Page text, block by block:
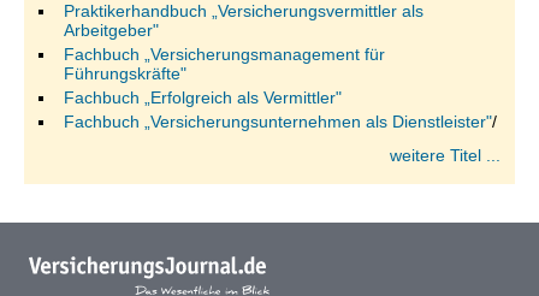
Praktikerhandbuch „Versicherungsvermittler als
Arbeitgeber"
Fachbuch „Versicherungsmanagement für
Führungskräfte"
Fachbuch „Erfolgreich als Vermittler"
Fachbuch „Versicherungsunternehmen als Dienstleister"/
weitere Titel ...